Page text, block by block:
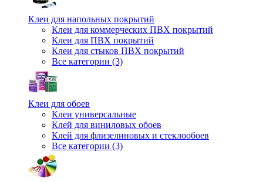
Клеи для напольных покрытий
Клеи для коммерческих ПВХ покрытий
Клеи для ПВХ покрытий
Клеи для стыков ПВХ покрытий
Все категории (3)
Клеи для обоев
Клеи универсальные
Клей для виниловых обоев
Клей для флизелиновых и стеклообоев
Все категории (3)